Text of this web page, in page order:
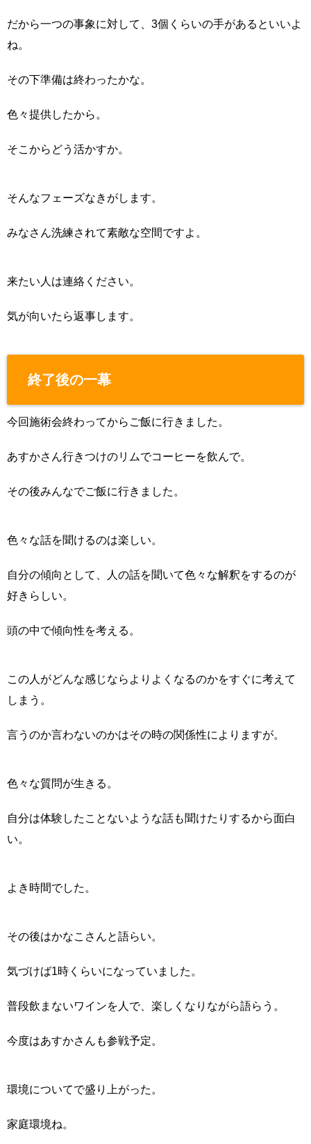
だから一つの事象に対して、3個くらいの手があるといいよ
ね。
その下準備は終わったかな。
色々提供したから。
そこからどう活かすか。
そんなフェーズなきがします。
みなさん洗練されて素敵な空間ですよ。
来たい人は連絡ください。
気が向いたら返事します。
終了後の一幕
今回施術会終わってからご飯に行きました。
あすかさん行きつけのリムでコーヒーを飲んで。
その後みんなでご飯に行きました。
色々な話を聞けるのは楽しい。
自分の傾向として、人の話を聞いて色々な解釈をするのが
好きらしい。
頭の中で傾向性を考える。
この人がどんな感じならよりよくなるのかをすぐに考えて
しまう。
言うのか言わないのかはその時の関係性によりますが。
色々な質問が生きる。
自分は体験したことないような話も聞けたりするから面白
い。
よき時間でした。
その後はかなこさんと語らい。
気づけば1時くらいになっていました。
普段飲まないワインを人で、楽しくなりながら語らう。
今度はあすかさんも参戦予定。
環境についてで盛り上がった。
家庭環境ね。